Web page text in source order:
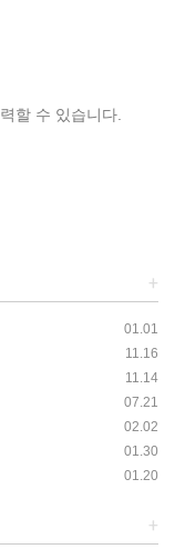
할 수 있습니다.
+
01.01
11.16
11.14
07.21
02.02
01.30
01.20
+